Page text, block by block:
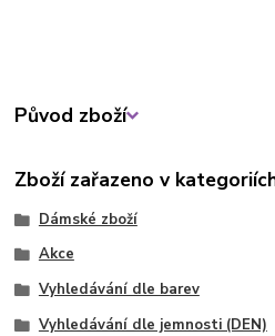
Původ zboží
Zboží zařazeno v
Dámské zboží
Akce
Vyhledávání dle barev
Vyhledávání dle jemnosti (DEN)